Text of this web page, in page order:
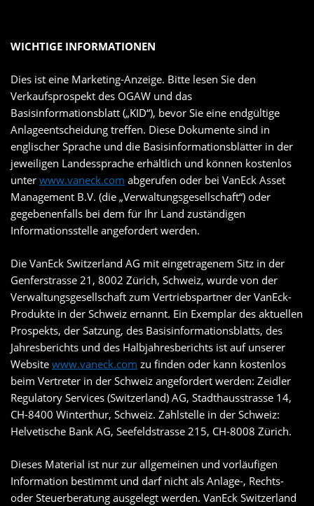
WICHTIGE INFORMATIONEN
Dies ist eine Marketing-Anzeige. Bitte lesen Sie den
Verkaufsprospekt des OGAW und das
Basisinformationsblatt („KID“), bevor Sie eine endgültige
Anlageentscheidung treffen. Diese Dokumente sind in
englischer Sprache und die Basisinformationsblätter in der
jeweiligen Landessprache erhältlich und können kostenlos
unter www.vaneck.com abgerufen oder bei VanEck Asset
Management B.V. (die „Verwaltungsgesellschaft“) oder
gegebenenfalls bei dem für Ihr Land zuständigen
Informationsstelle angefordert werden.
Die VanEck Switzerland AG mit eingetragenem Sitz in der
Genferstrasse 21, 8002 Zürich, Schweiz, wurde von der
Verwaltungsgesellschaft zum Vertriebspartner der VanEck-
Produkte in der Schweiz ernannt. Ein Exemplar des aktuellen
Prospekts, der Satzung, des Basisinformationsblatts, des
Jahresberichts und des Halbjahresberichts ist auf unserer
Website www.vaneck.com zu finden oder kann kostenlos
beim Vertreter in der Schweiz angefordert werden: Zeidler
Regulatory Services (Switzerland) AG, Stadthausstrasse 14,
CH-8400 Winterthur, Schweiz. Zahlstelle in der Schweiz:
Helvetische Bank AG, Seefeldstrasse 215, CH-8008 Zürich.
Dieses Material ist nur zur allgemeinen und vorläufigen
Information bestimmt und darf nicht als Anlage-, Rechts-
oder Steuerberatung ausgelegt werden. VanEck Switzerland